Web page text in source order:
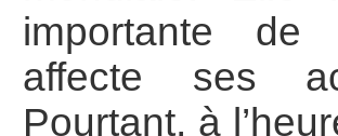
importante
affecte ses
Pourtant, à